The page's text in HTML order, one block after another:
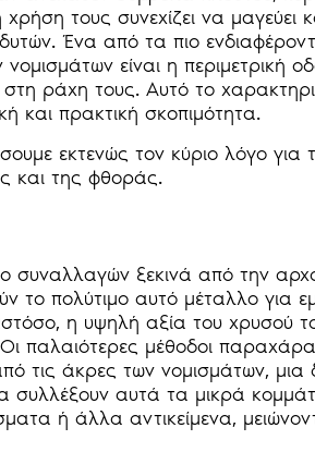
τους συνεχίζει να μαγεύει
Ένα από τα πιο
είναι η περιμετρική
ράχη τους. Αυτό το
και πρακτική σκοπιμότητα.
εκτενώς τον κύριο λόγο
και της φθοράς.
συναλλαγών ξεκινά από την
το πολύτιμο αυτό μέταλλο για
η υψηλή αξία του χρυσού
παλαιότερες μέθοδοι
τις άκρες των νομισμάτων,
αυτά τα μικρά
ή άλλα αντικείμενα,